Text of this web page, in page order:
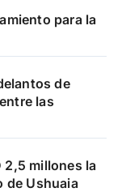
para la
de
las
2,5 millones la
de Ushuaia